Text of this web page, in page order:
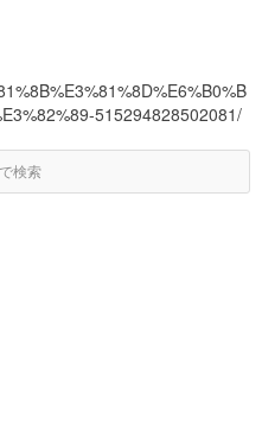
515294828502081/
検索